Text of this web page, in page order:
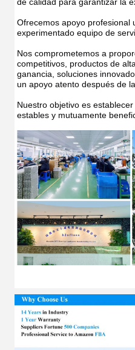
de calidad para garantizar la
Ofrecemos apoyo profesional
experimentado equipo de
Nos comprometemos a
competitivos, productos de
ganancia, soluciones
un apoyo atento después de
Nuestro objetivo es
estables y mutuamente